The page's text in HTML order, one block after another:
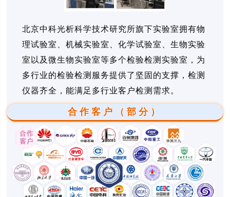
北京中科光析科学技术研究所旗下实验室拥有物
理试验室、机械实验室、化学试验室、生物实验
室以及微生物实验室等多个检验检测实验室，为
多行业的检验检测服务提供了坚固的支撑，检测
仪器齐全，能满足多行业客户检测需求。
合作客户（部分）